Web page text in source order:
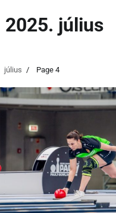
2025. július
július Page 4